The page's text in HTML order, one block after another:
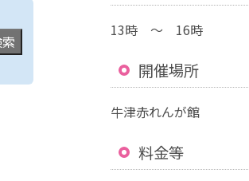
13時 ～ 16時
開催場所
牛津赤れんが館
料金等